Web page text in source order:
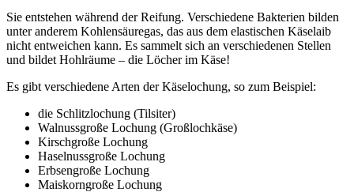
Sie entstehen während der Reifung. Verschiedene Bakterien bilden
unter anderem Kohlensäuregas, das aus dem elastischen Käselaib
nicht entweichen kann. Es sammelt sich an verschiedenen Stellen
und bildet Hohlräume – die Löcher im Käse!
Es gibt verschiedene Arten der Käselochung, so zum Beispiel:
die Schlitzlochung (Tilsiter)
Walnussgroße Lochung (Großlochkäse)
Kirschgroße Lochung
Haselnussgroße Lochung
Erbsengroße Lochung
Maiskorngroße Lochung